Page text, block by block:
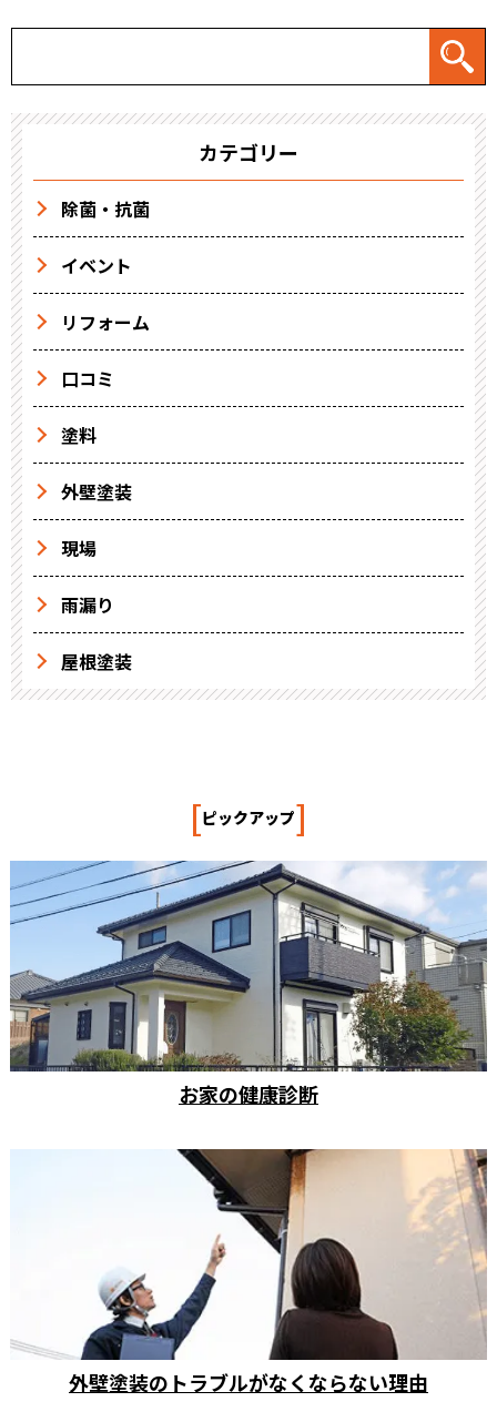
カテゴリー
除菌・抗菌
イベント
リフォーム
口コミ
塗料
外壁塗装
現場
雨漏り
屋根塗装
[ピックアップ]
お家の健康診断
外壁塗装のトラブルがなくならない理由